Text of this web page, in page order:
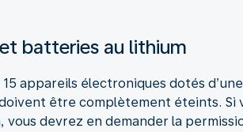
batteries au lithium
appareils électroniques dotés
être complètement éteints.
vous devrez en demander la